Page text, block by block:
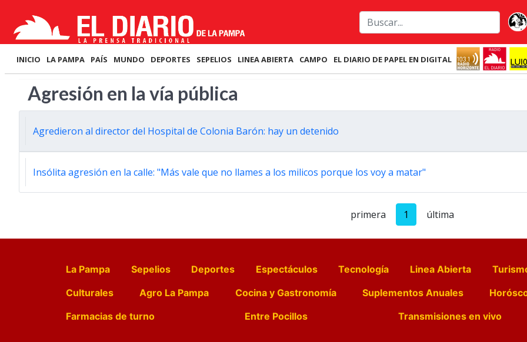
INICIO LA PAMPA PAÍS MUNDO DEPORTES SEPELIOS LINEA ABIERTA CAMPO EL DIARIO DE PAPEL EN DIGITAL
Agresión en la vía pública
Agredieron al director del Hospital de Colonia Barón: hay un detenido
Insólita agresión en la calle: "Más vale que no llames a los milicos porque los voy a matar"
primera 1 última
La Pampa Sepelios Deportes Espectáculos Tecnología Linea Abierta
Culturales
Agro La Pampa Cocina y Gastronomía Suplementos Anuales
Farmacias de turno
Entre Pocillos Transmisiones en vivo